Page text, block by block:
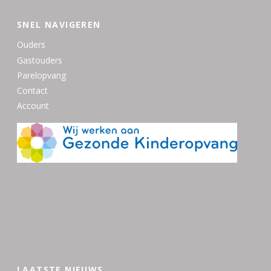
SNEL NAVIGEREN
Ouders
Gastouders
Parelopvang
Contact
Account